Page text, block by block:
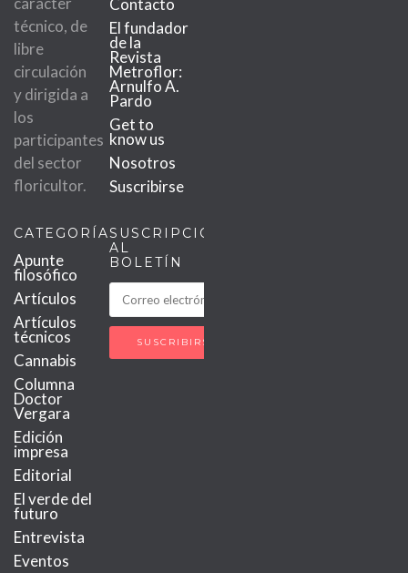
técnico, de
libre
circulación
y dirigida a
los
participantes
del sector
floricultor.
Contacto
El fundador
de la
Revista
Metroflor:
Arnulfo A.
Pardo
Get to
know us
Nosotros
Suscribirse
CATEGORÍAS
Apunte
filosófico
Artículos
Artículos
técnicos
Cannabis
Columna
Doctor
Vergara
Edición
impresa
Editorial
El verde del
futuro
Entrevista
Eventos
SUSCRIPCIÓN
AL
BOLETÍN